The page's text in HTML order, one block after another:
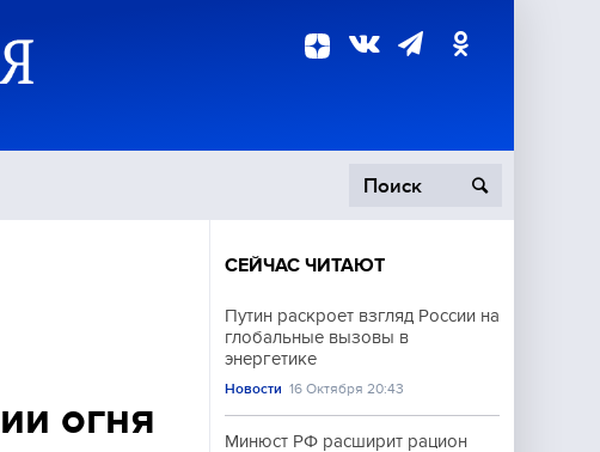
Происшествия
огня
СЕЙЧАС ЧИТАЮТ
Путин раскроет взгляд России на
глобальные вызовы в
энергетике
Новости 16 Октября 20:43
Минюст РФ расширит рацион